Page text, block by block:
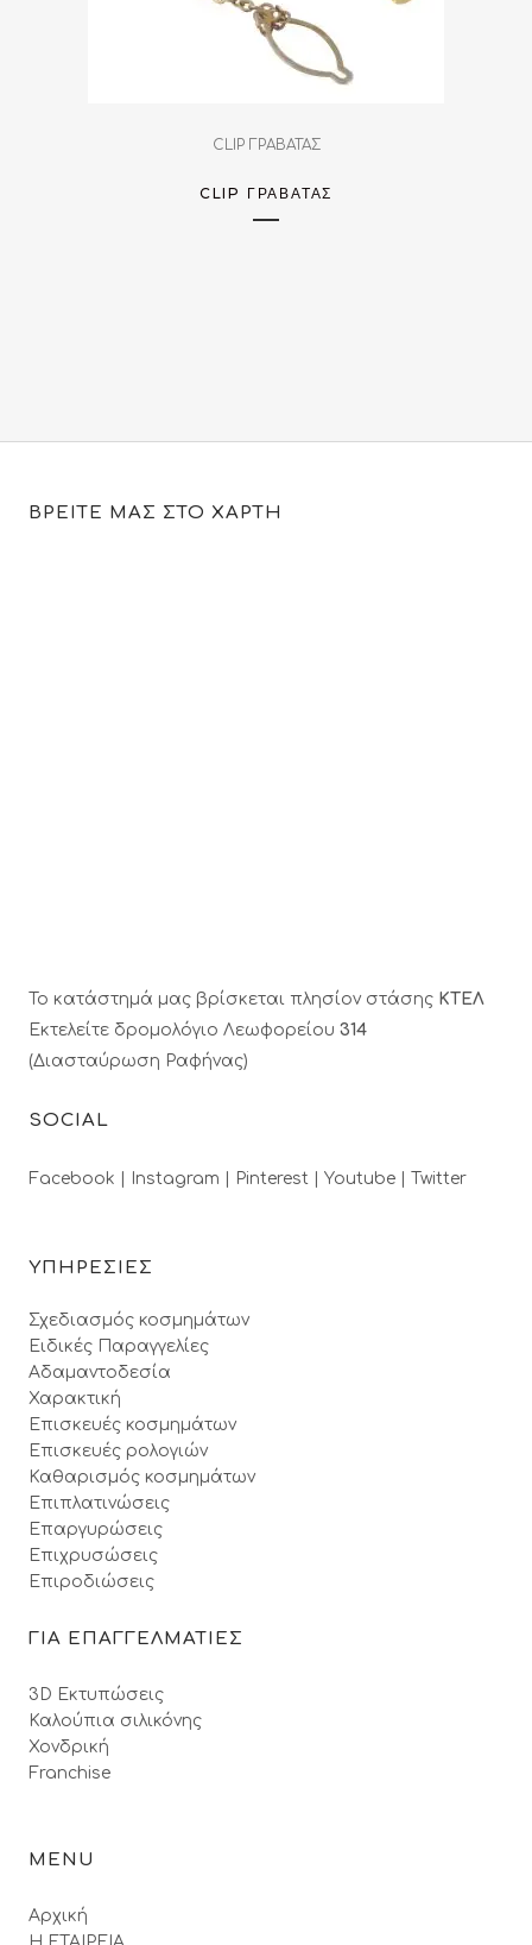
CLIP ΓΡΑΒΑΤΑΣ
CLIP ΓΡΑΒΆΤΑΣ
ΒΡΕΙΤΕ ΜΑΣ ΣΤΟ ΧΑΡΤΗ
Το κατάστημά μας βρίσκεται πλησίον στάσης ΚΤΕΛ
Εκτελείτε δρομολόγιο Λεωφορείου 314
(Διασταύρωση Ραφήνας)
SOCIAL
Facebook | Instagram | Pinterest | Youtube | Twitter
ΥΠΗΡΕΣΙΕΣ
Σχεδιασμός κοσμημάτων
Ειδικές Παραγγελίες
Αδαμαντοδεσία
Χαρακτική
Επισκευές κοσμημάτων
Επισκευές ρολογιών
Καθαρισμός κοσμημάτων
Επιπλατινώσεις
Επαργυρώσεις
Επιχρυσώσεις
Επιροδιώσεις
ΓΙΑ ΕΠΑΓΓΕΛΜΑΤΙΕΣ
3D Εκτυπώσεις
Καλούπια σιλικόνης
Χονδρική
Franchise
MENU
Αρχική